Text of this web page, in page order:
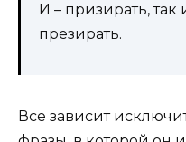
И – призирать, так
презирать.
Все зависит